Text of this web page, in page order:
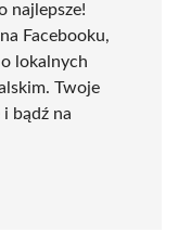
najlepsze!
Facebooku,
lokalnych
Twoje
bądź na